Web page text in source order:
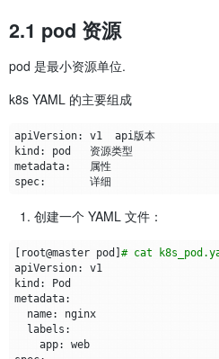
2.1 pod 资源
pod 是最小资源单位.
k8s YAML 的主要组成
apiVersion: v1  api版本
metadata:   属性
创建一个 YAML 文件：
root@master pod
# cat
apiVersion: v1
  name: nginx
    app: web